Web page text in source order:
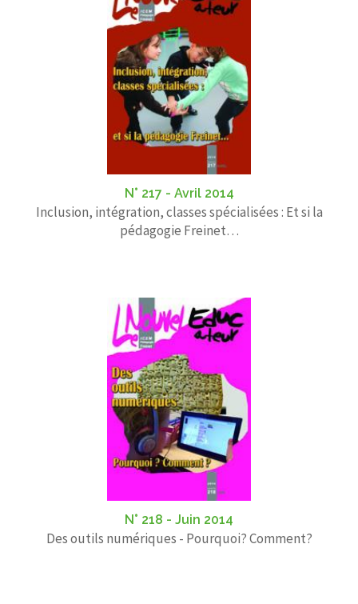
N° 217 - Avril 2014
Inclusion, intégration, classes spécialisées : Et si la
pédagogie Freinet…
N° 218 - Juin 2014
Des outils numériques - Pourquoi? Comment?